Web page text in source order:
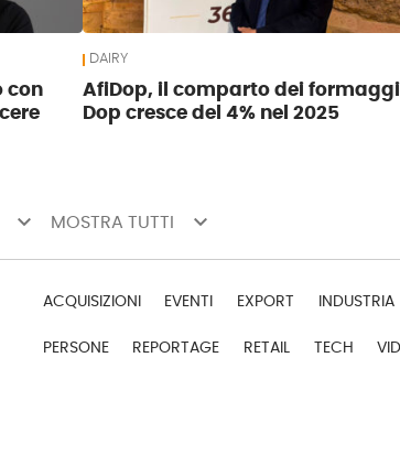
con
DAIRY
AfiDop, il comparto dei formaggi
Dop cresce del 4% nel 2025
keyboard_arrow_down MOSTRA TUTTI keyboard_arrow_down
ACQUISIZIONI EVENTI EXPORT INDUSTRIA
PERSONE REPORTAGE RETAIL TECH